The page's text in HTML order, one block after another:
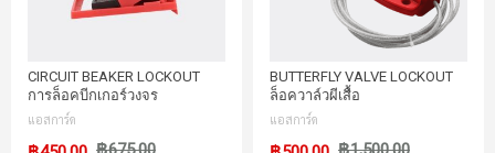
CIRCUIT BEAKER LOCKOUT
การล็อคบีกเกอร์วงจร
แอสการ์ด
BUTTERFLY VALVE LOCKOUT
ล็อควาล์วผีเสื้อ
แอสการ์ด